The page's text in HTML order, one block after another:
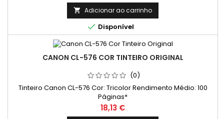
 Adicionar ao carrinho
 Disponível
CANON CL-576 COR TINTEIRO ORIGINAL
(0)
Tinteiro Canon CL-576 Cor: Tricolor Rendimento Médio: 100
Páginas*
Preço
18,13 €